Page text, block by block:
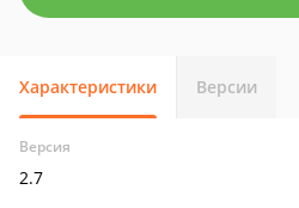
Характеристики Версии
Версия
2.7